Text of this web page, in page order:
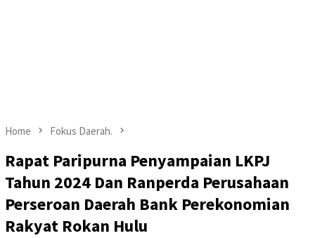
Home Fokus Daerah.
Rapat Paripurna Penyampaian LKPJ
Tahun 2024 Dan Ranperda Perusahaan
Perseroan Daerah Bank Perekonomian
Rakyat Rokan Hulu